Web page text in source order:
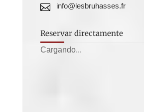
 info@lesbruhasses.fr
Reservar directamente
Cargando...